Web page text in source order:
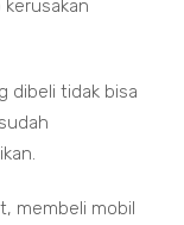
kerusakan
dibeli tidak bisa
membeli mobil